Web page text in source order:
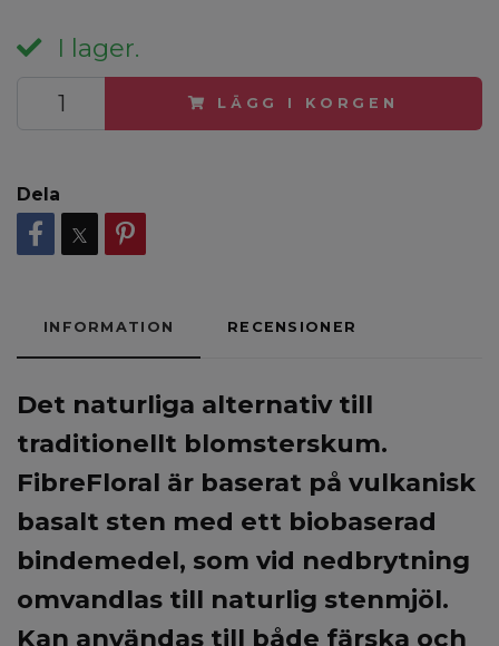
I lager.
LÄGG I KORGEN
Dela
INFORMATION RECENSIONER
Det naturliga alternativ till
traditionellt blomsterskum.
FibreFloral är baserat på vulkanisk
basalt sten med ett biobaserad
bindemedel, som vid nedbrytning
omvandlas till naturlig stenmjöl.
Kan användas till både färska och